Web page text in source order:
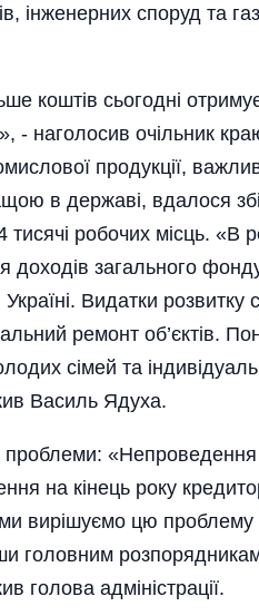
інженерних споруд та
коштів сьогодні
- наголосив очільник
продукції,
в державі, вдалося
тисячі робочих місць. «В
доходів загального
Видатки
ремонт об’єктів.
сімей та
Василь Ядуха.
проблеми:
на кінець року
вирішуємо цю
головним
голова адміністрації.